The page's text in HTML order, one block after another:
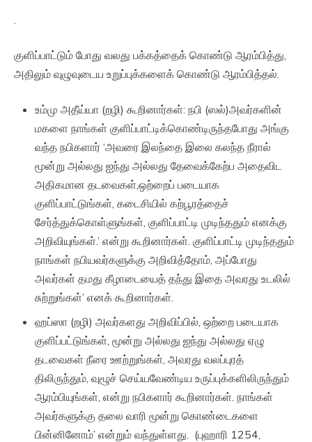
.
குளிப்பாட்டும் போது வலது பக்கத்தைக் கொண்டு ஆரம்பித்து,
அதிலும் வுழுவுடைய உறுப்புக்களைக் கொண்டு ஆரம்பித்தல்.
உம்மு அதீய்யா (றழி) கூறினார்கள்: நபி (ஸல்)அவர்களின்
மகளை நாங்கள் குளிப்பாட்டிக்கொண்டிருந்தபோது அங்கு
வந்த நபிகளார் ‘அவரை இலந்தை இலை கலந்த நீரால்
மூன்று அல்லது ஐந்து அல்லது தேவைக்கேற்ப அதைவிட
அதிகமான தடவைகள்,ஒற்றைப் படையாக
குளிப்பாட்டுங்கள், கடைசியில் கற்பூரத்தைச்
சேர்த்துக்கொள்ளுங்கள், குளிப்பாட்டி முடிந்ததும் எனக்கு
அறிவியுங்கள்.’ என்று கூறினார்கள். குளிப்பாட்டி முடிந்ததும்
நாங்கள் நபியவர்களுக்கு அறிவித்தோம், அப்போது
அவர்கள் தமது கீழாடையைத் தந்து இதை அவரது உடலில்
சுற்றுங்கள்’ எனக் கூறினார்கள்.
ஹப்ஸா (றழி) அவர்களது அறிவிப்பில், ஒற்றை படையாக
குளிப்பட்டுங்கள், மூன்று அல்லது ஐந்து அல்லது ஏழு
தடவைகள் நீரை ஊற்றுங்கள், அவரது வலப்புரத்
திலிருந்தும், வுழூச் செய்யவேண்டிய உருப்புக்களிலிருந்தும்
ஆரம்பியுங்கள், என்று நபிகளார் கூறினார்கள். நாங்கள்
அவர்களுக்கு தலை வாரி மூன்று கொண்டைகளை
பின்னினோம்’ என்றும் வந்துள்ளது. (புஹாரி 1254,